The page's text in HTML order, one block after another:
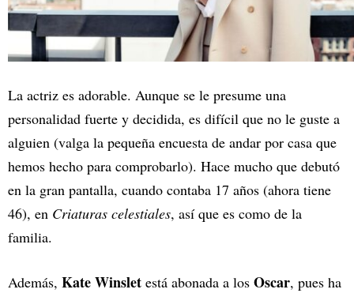
La actriz es adorable. Aunque se le presume una
personalidad fuerte y decidida, es difícil que no le guste a
alguien (valga la pequeña encuesta de andar por casa que
hemos hecho para comprobarlo). Hace mucho que debutó
en la gran pantalla, cuando contaba 17 años (ahora tiene
46), en Criaturas celestiales, así que es como de la
familia.
Además, Kate Winslet está abonada a los Oscar, pues ha